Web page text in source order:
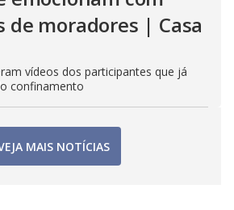
de moradores | Casa
vídeos dos participantes que já
confinamento
MAIS NOTÍCIAS